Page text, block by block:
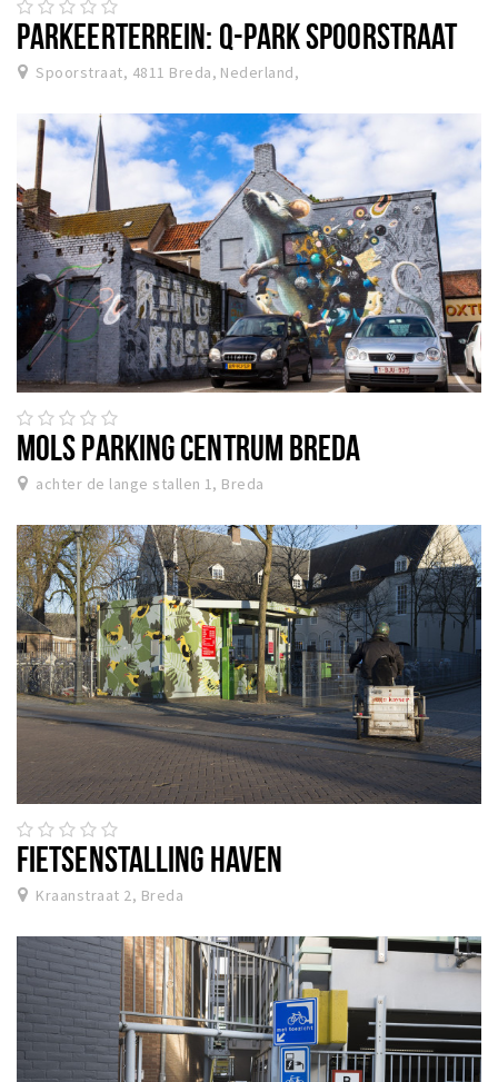
PARKEERTERREIN: Q-PARK SPOORSTRAAT
Spoorstraat, 4811 Breda, Nederland,
MOLS PARKING CENTRUM BREDA
achter de lange stallen 1, Breda
FIETSENSTALLING HAVEN
Kraanstraat 2, Breda